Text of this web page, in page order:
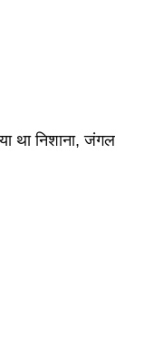
था निशाना, जंगल